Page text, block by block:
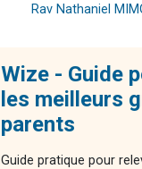
Rav Nathaniel
Wize - Guide
les meilleurs
parents
Guide pratique pour